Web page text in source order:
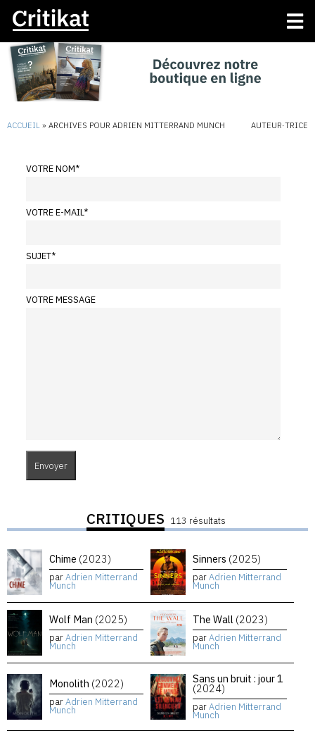
ACCUEIL » ARCHIVES POUR ADRIEN MITTERRAND MUNCH AUTEUR·TRICE
VOTRE NOM*
VOTRE E-MAIL*
SUJET*
VOTRE MESSAGE
CRITIQUES 113 résultats
Chime (2023)
parAdrien Mitterrand
Munch
Sinners (2025)
parAdrien Mitterrand
Munch
Wolf Man (2025)
parAdrien Mitterrand
Munch
The Wall (2023)
parAdrien Mitterrand
Munch
Monolith (2022)
parAdrien Mitterrand
Munch
Sans un bruit : jour 1
(2024)
parAdrien Mitterrand
Munch